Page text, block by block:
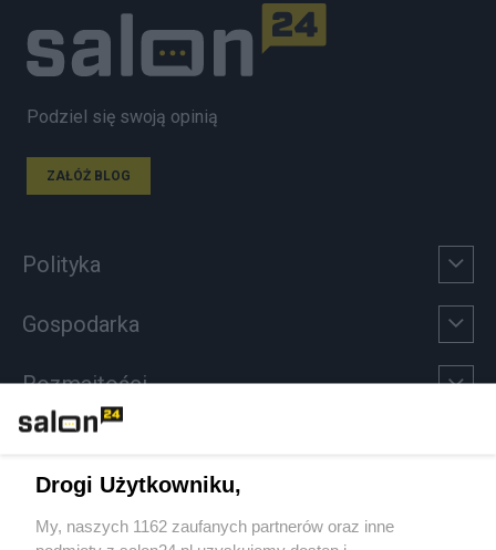
Podziel się swoją opinią
ZAŁÓŻ BLOG
Polityka
Gospodarka
Rozmaitości
Sport
Drogi Użytkowniku,
My, naszych 1162 zaufanych partnerów oraz inne